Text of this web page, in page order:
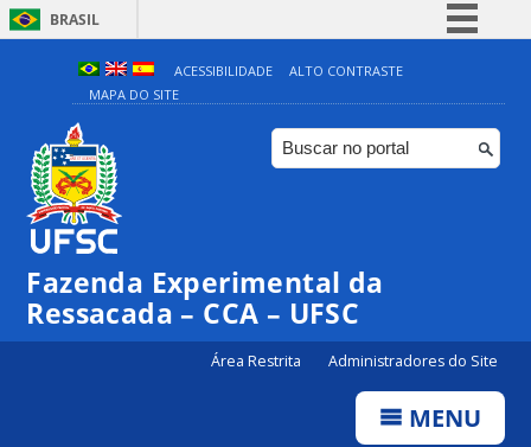
BRASIL
Simplifique!
Comunica BR
Participe
ACESSIBILIDADE
ALTO CONTRASTE
MAPA DO SITE
Fazenda Experimental da
Ressacada – CCA – UFSC
Área Restrita Administradores do Site
MENU